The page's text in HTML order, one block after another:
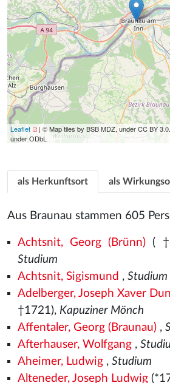
Leaflet
| © Map tiles by BSB MDZ, under CC BY
under ODbL
als Herkunftsort als
Aus Braunau stammen 605
Achtsnit, Georg (Brünn) (
Studium
Achtsnit, Sigismund , Studium
Adelberger, Joseph Xaver
†1721), Kapuziner Mönch
Affentaler, Georg (Braunau),
Afterhauser, Wolfgang,
Aheimer, Ludwig, Studium
Alteneder, Joseph Ludwig